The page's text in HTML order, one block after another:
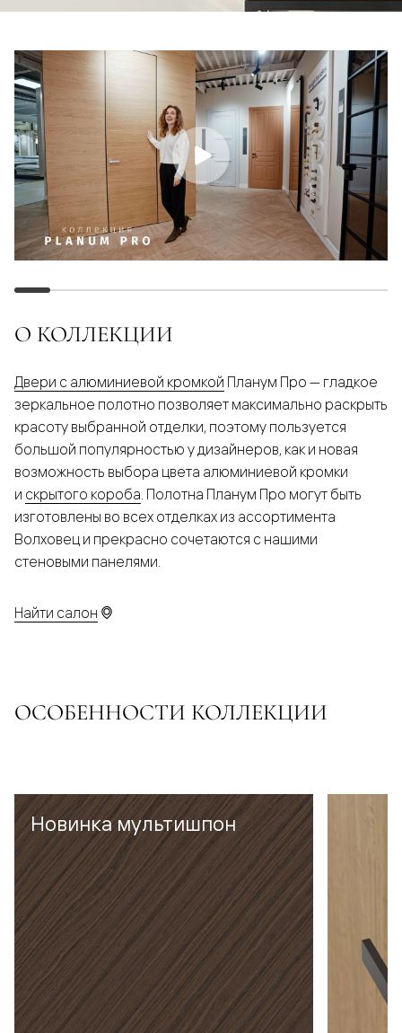
О КОЛЛЕКЦИИ
Двери с алюминиевой кромкой Планум Про — гладкое
зеркальное полотно позволяет максимально раскрыть
красоту выбранной отделки, поэтому пользуется
большой популярностью у дизайнеров, как и новая
возможность выбора цвета алюминиевой кромки
и скрытого короба. Полотна Планум Про могут быть
изготовлены во всех отделках из ассортимента
Волховец и прекрасно сочетаются с нашими
стеновыми панелями.
Найти салон
ОСОБЕННОСТИ КОЛЛЕКЦИИ
Новинка мультишпон